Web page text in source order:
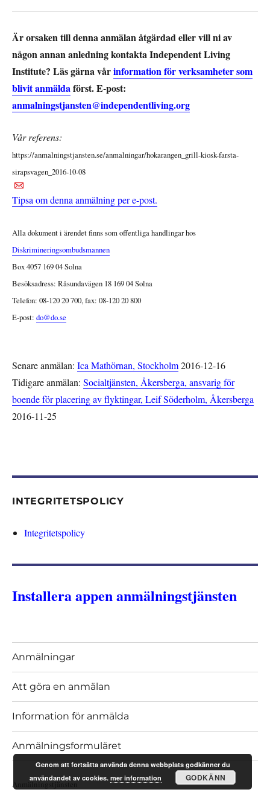
Är orsaken till denna anmälan åtgärdad eller vill ni av
någon annan anledning kontakta Independent Living
Institute? Läs gärna vårinformation för verksamheter som
blivit anmäldaförst. E-post:
anmalningstjansten@independentliving.org
Vår referens:
https://anmalningstjansten.se/anmalningar/hokarangen_grill-kiosk-farsta-
sirapsvagen_2016-10-08
Tipsa om denna anmälning per e-post.
Alla dokument i ärendet finns som offentliga handlingar hos
Diskrimineringsombudsmannen
Box 4057 169 04 Solna
Besöksadress: Råsundavägen 18 169 04 Solna
Telefon: 08-120 20 700, fax: 08-120 20 800
E-post:do@do.se
Senare anmälan:Ica Mathörnan, Stockholm2016-12-16
Tidigare anmälan:Socialtjänsten, Åkersberga, ansvarig för
boende för placering av flyktingar, Leif Söderholm, Åkersberga
2016-11-25
INTEGRITETSPOLICY
Integritetspolicy
Installera appen anmälningstjänsten
Anmälningar
Att göra en anmälan
Information för anmälda
Anmälningsformuläret
Anmälningstjänsten
Genom att fortsätta använda denna webbplats godkänner du
användandet av cookies.mer information GODKÄNN